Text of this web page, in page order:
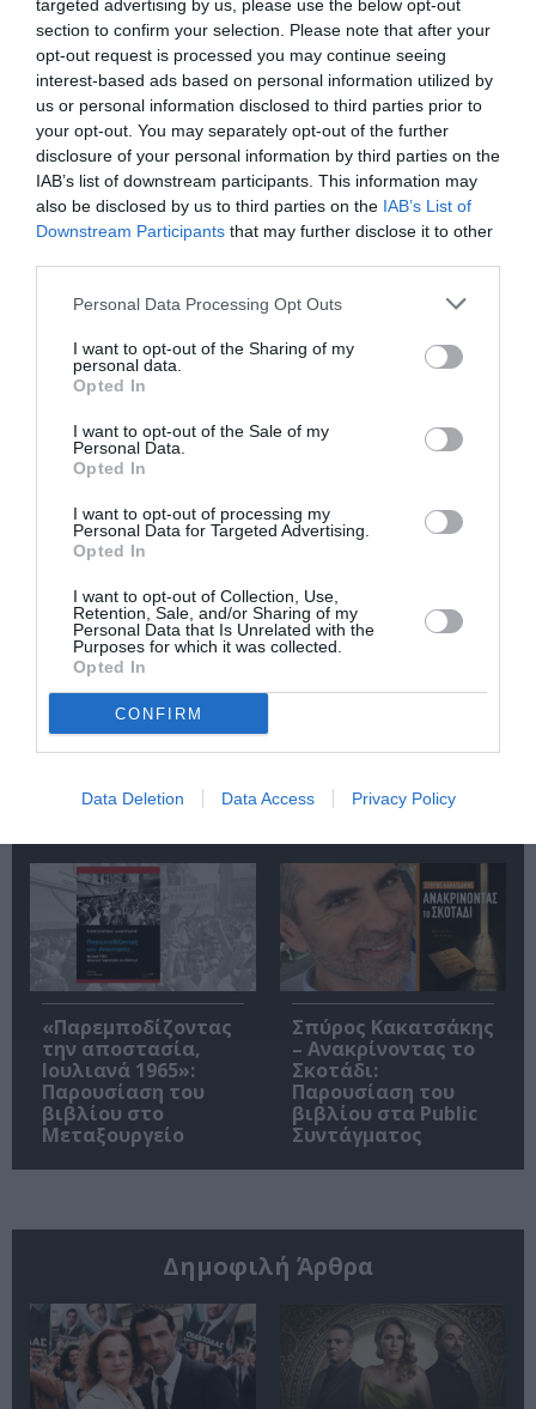
targeted advertising by us, please use the below opt-out
section to confirm your selection. Please note that after your
opt-out request is processed you may continue seeing
interest-based ads based on personal information utilized by
us or personal information disclosed to third parties prior to
your opt-out. You may separately opt-out of the further
disclosure of your personal information by third parties on the
IAB’s list of downstream participants. This information may
also be disclosed by us to third parties on the IAB’s List of
Downstream Participants that may further disclose it to other
Personal Data Processing Opt Outs
I want to opt-out of the Sharing of my
personal data.
Opted In
I want to opt-out of the Sale of my
Personal Data.
Opted In
I want to opt-out of processing my
Personal Data for Targeted Advertising.
Opted In
I want to opt-out of Collection, Use,
Retention, Sale, and/or Sharing of my
Personal Data that Is Unrelated with the
Purposes for which it was collected.
Opted In
CONFIRM
Data Deletion Data Access Privacy Policy
Νέοι Διαγωνισμοί❯
Tags
ΕΚΔΟΣΕΙΣ ΚΕΔΡΟΣ
Newsletter
Κάθε βδομάδα στο e-mail σας τα τελευταία νέα για
την Τέχνη και τον Πολιτισμό!
Ακολουθήστε το Culturenow.gr
τις υποψηφιότητες
για το Βραβείο
2026 στο Ναύπλιο
«Παρεμποδίζοντας
την αποστασία,
Ιουλιανά 1965»:
Παρουσίαση του
βιβλίου στο
Μεταξουργείο
Σπύρος Κακατσάκης
– Ανακρίνοντας το
Σκοτάδι:
Παρουσίαση του
βιβλίου στα Public
Συντάγματος
Δημοφιλή Άρθρα